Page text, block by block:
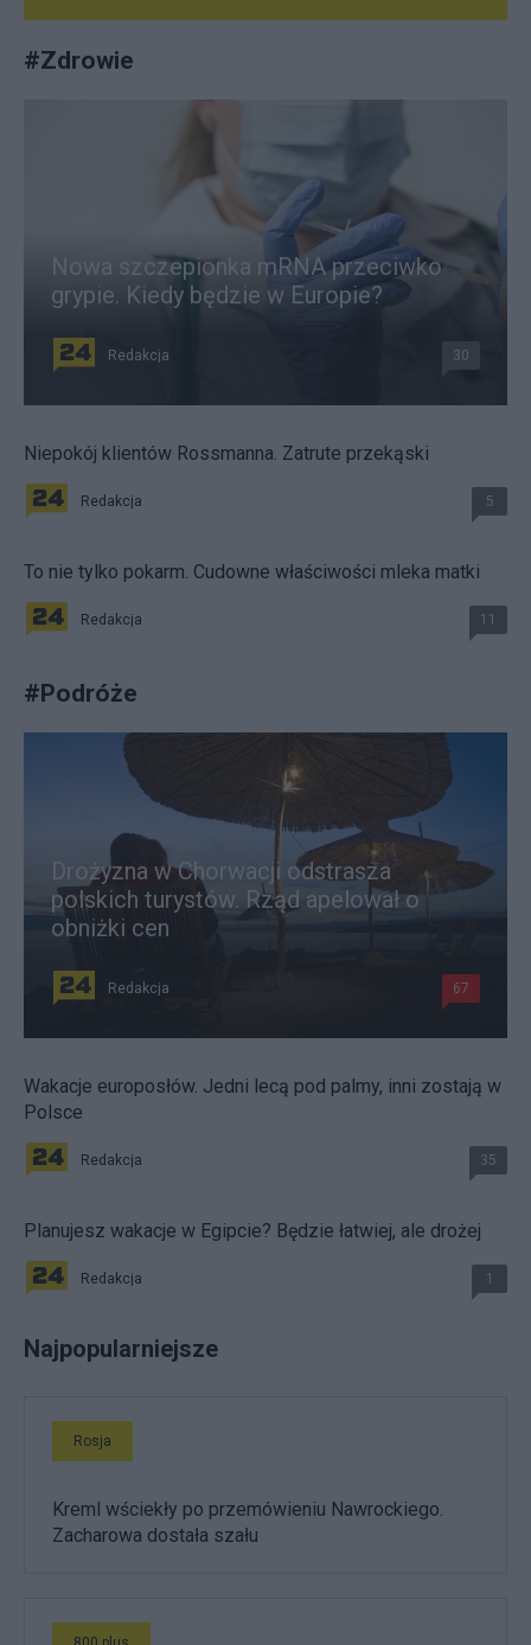
#Zdrowie
Nowa szczepionka mRNA przeciwko
grypie. Kiedy będzie w Europie?
Redakcja 30
Niepokój klientów Rossmanna. Zatrute przekąski
Redakcja 5
To nie tylko pokarm. Cudowne właściwości mleka matki
Redakcja 11
#Podróże
Drożyzna w Chorwacji odstrasza
polskich turystów. Rząd apelował o
obniżki cen
Redakcja 67
Wakacje europosłów. Jedni lecą pod palmy, inni zostają w
Polsce
Redakcja 35
Planujesz wakacje w Egipcie? Będzie łatwiej, ale drożej
Redakcja 1
Najpopularniejsze
Rosja
Kreml wściekły po przemówieniu Nawrockiego.
Zacharowa dostała szału